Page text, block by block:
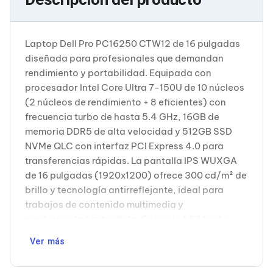
Cableado Estructurado para Servidores
Enfriamiento para Servidores
Soportes y Paneles
Sistemas Operativos para Servidores
Servidores
Soportes de Datos
Ultrium
Discos Duros / SSD / NAS
Accesorios para Discos Duros
Gabinetes de Discos Duros
Discos Duros Externos
Discos Duros para NAS
Discos Duros para Videovigilancia
Discos Duros para Servidores
Accesorios para SSD
Gabinetes para SSD
Discos Duros Internos para PC
Discos Duros Internos para Laptop
Monitores
Laptop Dell Pro PC16250 CTW12 de 16 pulgadas
diseñada para profesionales que demandan
rendimiento y portabilidad. Equipada con
procesador Intel Core Ultra 7-150U de 10 núcleos
(2 núcleos de rendimiento + 8 eficientes) con
frecuencia turbo de hasta 5.4 GHz, 16GB de
memoria DDR5 de alta velocidad y 512GB SSD
NVMe QLC con interfaz PCI Express 4.0 para
transferencias rápidas. La pantalla IPS WUXGA
de 16 pulgadas (1920x1200) ofrece 300 cd/m² de
brillo y tecnología antirreflejante, ideal para
trabajos de contenido multimedia y
portabilidad sin comprometer la funcionalidad.
Ver más